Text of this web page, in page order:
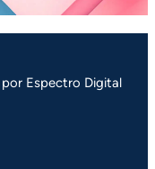
Espectro Digital